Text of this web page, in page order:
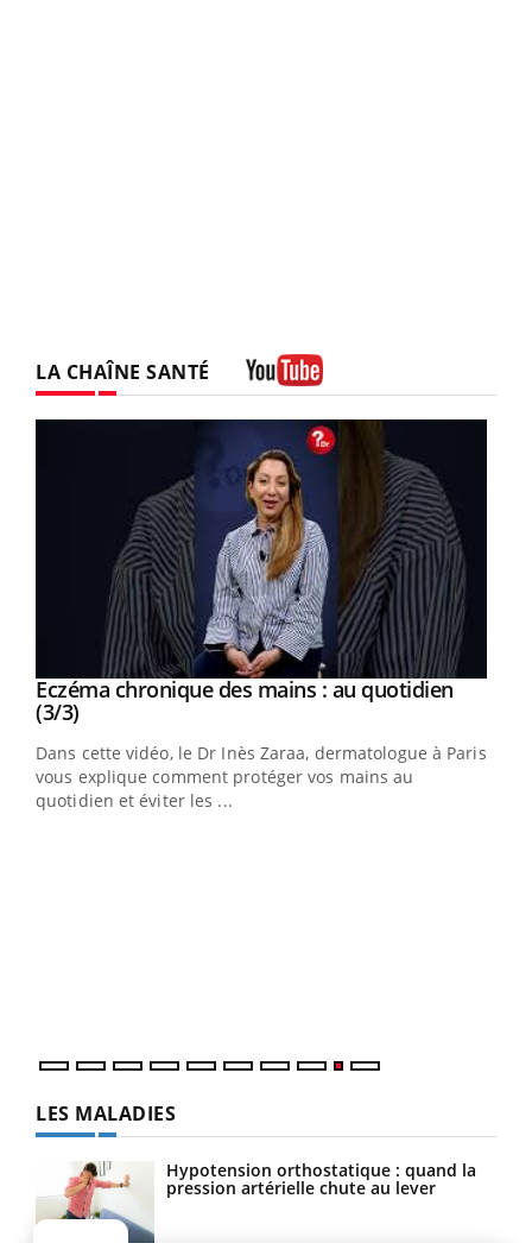
LA CHAÎNE SANTÉ
Youtube
Youtube
Eczéma chronique des mains : au quotidien
(3/3)Youtube
Dans cette vidéo, le Dr Inès Zaraa, dermatologue à Paris,
vous explique comment protéger vos mains au
quotidien et éviter les ...
LES MALADIES
Hypotension orthostatique : quand la
pression artérielle chute au lever